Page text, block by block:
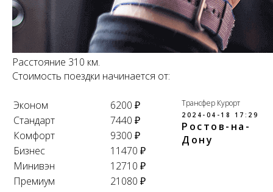
Расстояние 310 км.
Стоимость поездки начинается от:
Эконом
6200 ₽
Стандарт
7440 ₽
Комфорт
9300 ₽
Бизнес
11470 ₽
Минивэн
12710 ₽
Премиум
21080 ₽
Трансфер Курорт
2024-04-18 17:29
Ростов-на-
Дону